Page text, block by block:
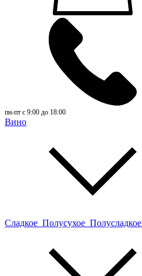
пн-пт с 9:00 до 18:00
Вино
Сладкое Полусухое Полусладкое